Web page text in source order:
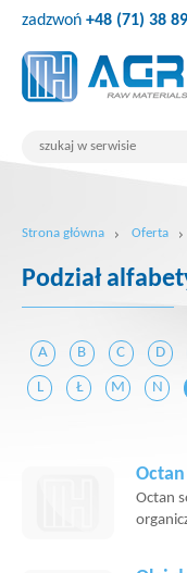
zadzwoń +48 (71) 38
Strona główna Oferta
Podział
A B C D
L Ł M N
Octan